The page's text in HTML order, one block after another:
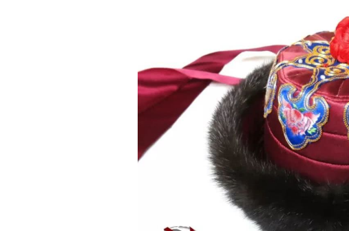
台湾“名嘴”：大陆的大